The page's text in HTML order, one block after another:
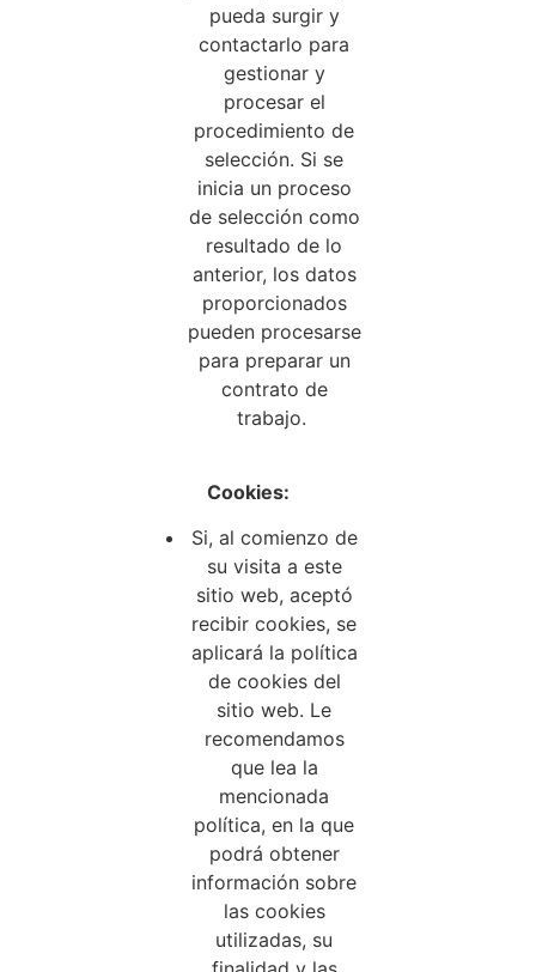
pueda surgir y
contactarlo para
gestionar y
procesar el
procedimiento de
selección. Si se
inicia un proceso
de selección como
resultado de lo
anterior, los datos
proporcionados
pueden procesarse
para preparar un
contrato de
trabajo.
Cookies:
Si, al comienzo de
su visita a este
sitio web, aceptó
recibir cookies, se
aplicará la política
de cookies del
sitio web. Le
recomendamos
que lea la
mencionada
política, en la que
podrá obtener
información sobre
las cookies
utilizadas, su